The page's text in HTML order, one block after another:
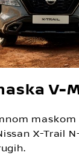
V-
maskom
X-Trail